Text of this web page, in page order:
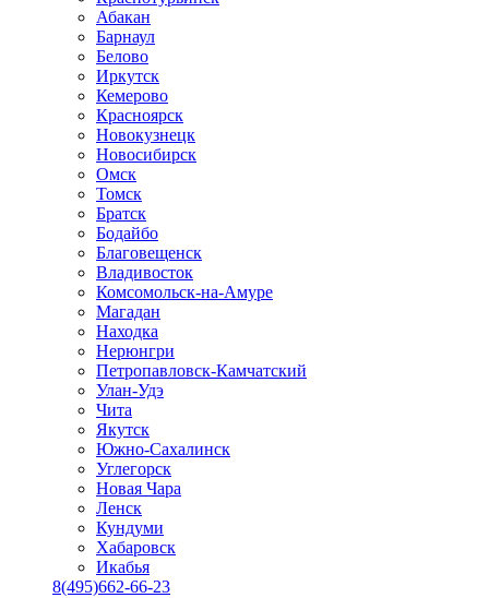
Абакан
Барнаул
Белово
Иркутск
Кемерово
Красноярск
Новокузнецк
Новосибирск
Омск
Томск
Братск
Бодайбо
Благовещенск
Владивосток
Комсомольск-на-Амуре
Магадан
Находка
Нерюнгри
Петропавловск-Камчатский
Улан-Удэ
Чита
Якутск
Южно-Сахалинск
Углегорск
Новая Чара
Ленск
Кундуми
Хабаровск
Икабья
8(495)662-66-23